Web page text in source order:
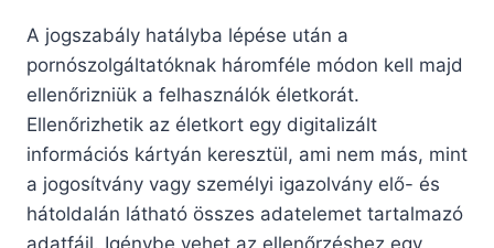
A jogszabály hatályba lépése után a
pornószolgáltatóknak háromféle módon kell majd
ellenőrizniük a felhasználók életkorát.
Ellenőrizhetik az életkort egy digitalizált
információs kártyán keresztül, ami nem más, mint
a jogosítvány vagy személyi igazolvány elő- és
hátoldalán látható összes adatelemet tartalmazó